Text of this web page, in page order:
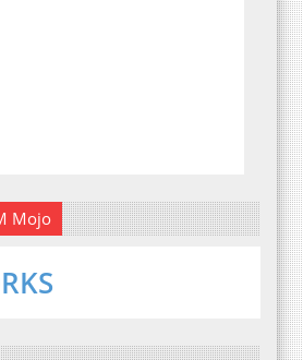
Mojo